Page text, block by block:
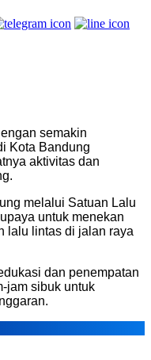
semakin
Kota Bandung
aktivitas dan
melalui Satuan Lalu
untuk menekan
lalu lintas di jalan raya
dan penempatan
jam sibuk untuk